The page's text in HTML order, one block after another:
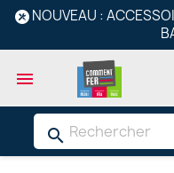
NOUVEAU :

search